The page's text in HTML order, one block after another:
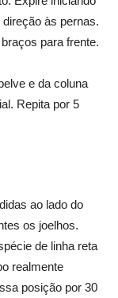
às pernas.
para frente.
e da coluna
Repita por 5
ao lado do
os joelhos.
de linha reta
realmente
posição por 30